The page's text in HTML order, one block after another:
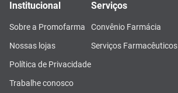
Institucional
Sobre a Promofarma
Nossas lojas
Política de Privacidade
Trabalhe conosco
Serviços
Convênio Farmácia
Serviços Farmacêuticos